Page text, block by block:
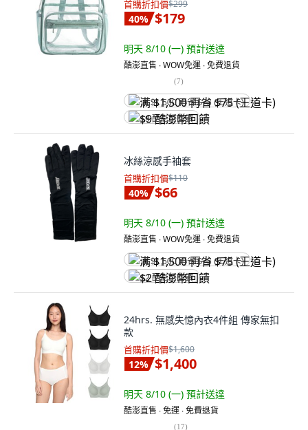
首購折扣價$299
40% $179
明天 8/10 (一) 預計送達
酷澎直售 ∙ WOW免運 ∙ 免費退貨
(7)
满 $1,500 再省 $75 (王道卡)
$9 酷澎幣回饋
冰絲涼感手袖套
首購折扣價$110
40% $66
明天 8/10 (一) 預計送達
酷澎直售 ∙ WOW免運 ∙ 免費退貨
满 $1,500 再省 $75 (王道卡)
$2 酷澎幣回饋
24hrs. 無感失憶內衣4件組 傳家無扣
款
首購折扣價$1,600
12% $1,400
明天 8/10 (一) 預計送達
酷澎直售 ∙ 免運 ∙ 免費退貨
(17)